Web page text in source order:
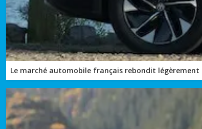
Le marché automobile français rebondit légèrement